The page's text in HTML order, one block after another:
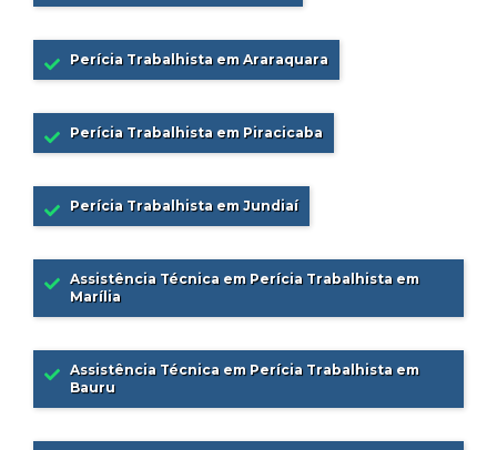
Perícia Trabalhista em Araraquara
Perícia Trabalhista em Piracicaba
Perícia Trabalhista em Jundiaí
Assistência Técnica em Perícia Trabalhista em
Marília
Assistência Técnica em Perícia Trabalhista em
Bauru